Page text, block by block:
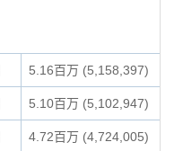
5.16百万 (5,158,397)
5.10百万 (5,102,947)
4.72百万 (4,724,005)